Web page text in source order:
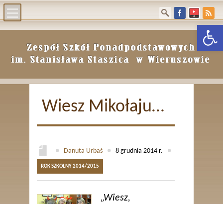
Otwórz
e-dziennik
Biblioteka
RODO
Kontakt
Wiesz Mikołaju…
● Danuta Urbaś ● 8 grudnia 2014 r. ●
ROK SZKOLNY 2014/2015
„Wiesz,